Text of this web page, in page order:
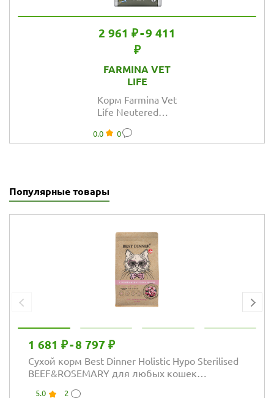
2 961 ₽-9 411
₽
FARMINA VET
LIFE
Корм Farmina Vet
Life Neutered
кастрированных
0.0 0
Популярные товары
1 681 ₽-8 797 ₽
Сухой корм Best Dinner Holistic Hypo Sterilised
BEEF&ROSEMARY для любых кошек
5.0 2